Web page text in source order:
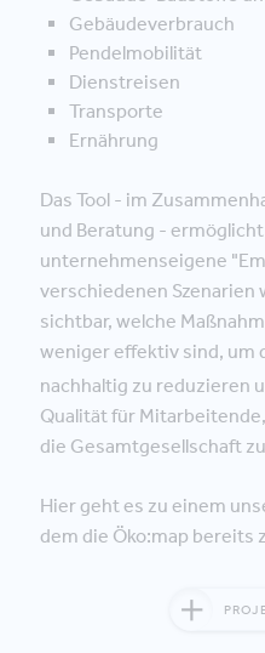
Gebäudeverbrauch
Pendelmobilität
Dienstreisen
Transporte
Ernährung
Das Tool - im
und Beratung -
unternehmenseigene
verschiedenen Szenarien
sichtbar, welche
weniger effektiv sind, um
nachhaltig zu reduzieren
Qualität für
die Gesamtgesellschaft
Hier geht es zu einem
dem die Öko:map bereits